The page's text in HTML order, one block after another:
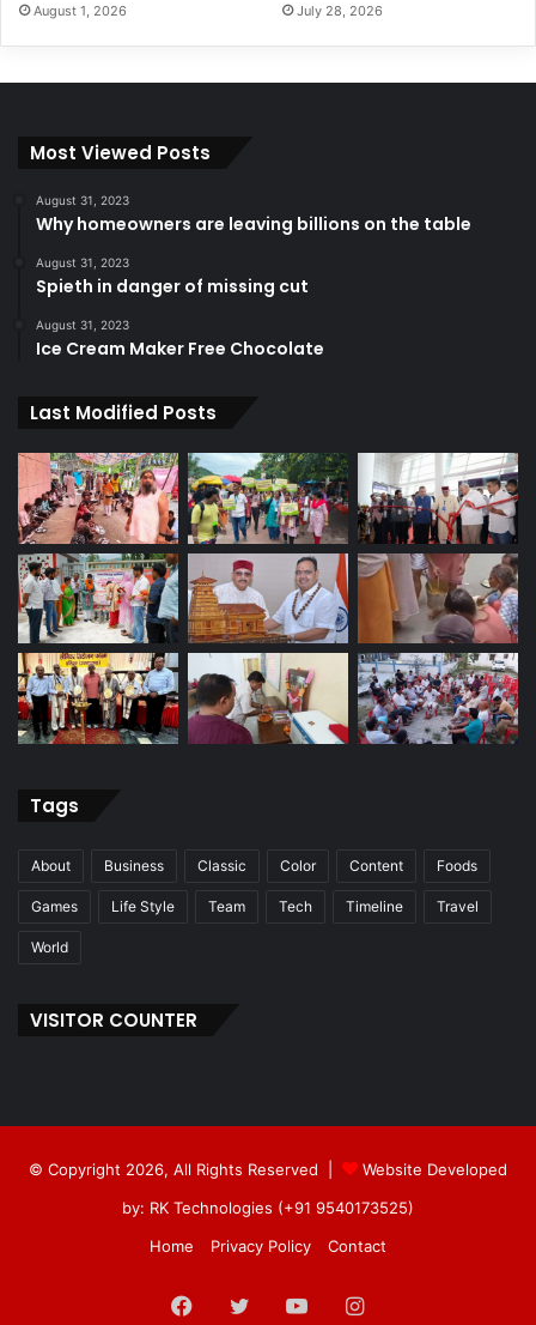
August 1, 2026 July 28, 2026
Most Viewed Posts
August 31, 2023
Why homeowners are leaving billions on the table
August 31, 2023
Spieth in danger of missing cut
August 31, 2023
Ice Cream Maker Free Chocolate
Last Modified Posts
Tags
About Business Classic Color Content Foods
Games Life Style Team Tech Timeline Travel
World
VISITOR COUNTER
© Copyright 2026, All Rights Reserved |
Website Developed
by: RK Technologies (+91 9540173525)
Home
Privacy Policy Contact
Facebook
TwitterYouTubeInstagram